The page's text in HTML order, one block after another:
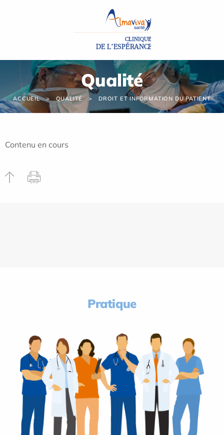
Qualité
ACCUEIL QUALITÉ DROIT ET INFORMATION DU PATIENT
Contenu en cours
Pratique